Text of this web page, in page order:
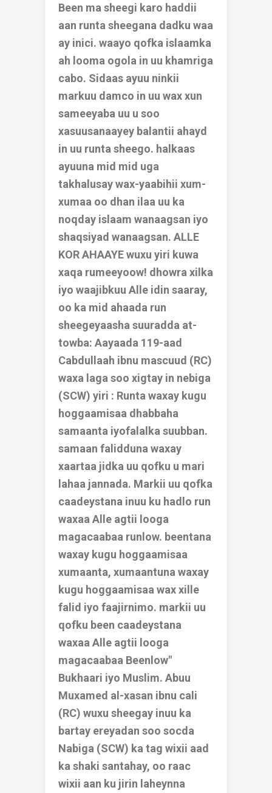
Been ma sheegi karo haddii
aan runta sheegana dadku waa
ay inici. waayo qofka islaamka
ah looma ogola in uu khamriga
cabo. Sidaas ayuu ninkii
markuu damco in uu wax xun
sameeyaba uu u soo
xasuusanaayey balantii ahayd
in uu runta sheego. halkaas
ayuuna mid mid uga
takhalusay wax-yaabihii xum-
xumaa oo dhan ilaa uu ka
noqday islaam wanaagsan iyo
shaqsiyad wanaagsan. ALLE
KOR AHAAYE wuxu yiri kuwa
xaqa rumeeyoow! dhowra xilka
iyo waajibkuu Alle idin saaray,
oo ka mid ahaada run
sheegeyaasha suuradda at-
towba: Aayaada 119-aad
Cabdullaah ibnu mascuud (RC)
waxa laga soo xigtay in nebiga
(SCW) yiri : Runta waxay kugu
hoggaamisaa dhabbaha
samaanta iyofalalka suubban.
samaan falidduna waxay
xaartaa jidka uu qofku u mari
lahaa jannada. Markii uu qofka
caadeystana inuu ku hadlo run
waxaa Alle agtii looga
magacaabaa runlow. beentana
waxay kugu hoggaamisaa
xumaanta, xumaantuna waxay
kugu hoggaamisaa wax xille
falid iyo faajirnimo. markii uu
qofku been caadeystana
waxaa Alle agtii looga
magacaabaa Beenlow"
Bukhaari iyo Muslim. Abuu
Muxamed al-xasan ibnu cali
(RC) wuxu sheegay inuu ka
bartay ereyadan soo socda
Nabiga (SCW) ka tag wixii aad
ka shaki santahay, oo raac
wixii aan ku jirin laheynna